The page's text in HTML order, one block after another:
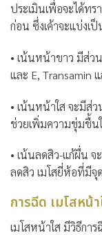
ประเมินเพื่อจะได้ท
ก่อน ซึ่งเค้าจะแบ่งเ
• เน้นหน้าขาว มีส่ว
และ E, Transamin
• เน้นหน้าใส จะมีส่
ช่วยเพิ่มความชุ่มชื้
• เน้นลดสิว-แก้ผื่น
ลดสิว เมโสยี่ห้อที่มีจุ
การฉีด เมโสหน้
เมโสหน้าใส มีวิธีกา